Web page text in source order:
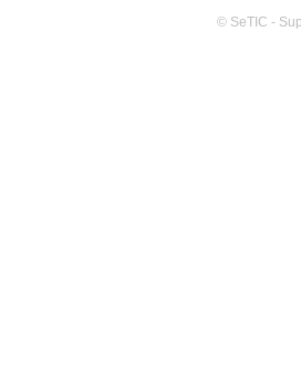
© SeTIC -